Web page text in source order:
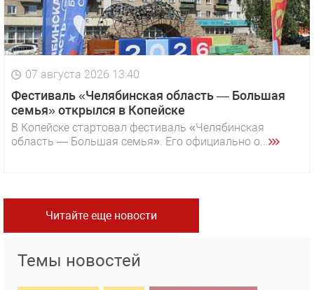
07 августа 2026 13:40
Фестиваль «Челябинская область — Большая
семья» открылся в Копейске
В Копейске стартовал фестиваль «Челябинская
область — Большая семья». Его официально о...
Читайте еще новости
Темы новостей